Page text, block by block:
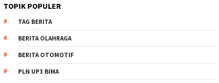
TOPIK POPULER
TAG BERITA
BERITA OLAHRAGA
BERITA OTOMOTIF
PLN UP3 BIMA